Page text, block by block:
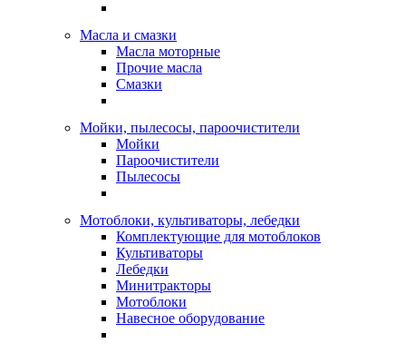
Масла и смазки
Масла моторные
Прочие масла
Смазки
Мойки, пылесосы, пароочистители
Мойки
Пароочистители
Пылесосы
Мотоблоки, культиваторы, лебедки
Комплектующие для мотоблоков
Культиваторы
Лебедки
Минитракторы
Мотоблоки
Навесное оборудование